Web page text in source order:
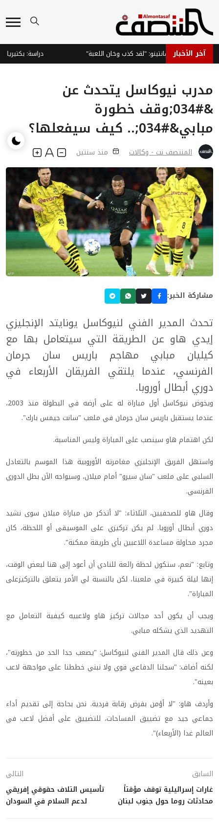
آخر الأخبار
بإقالة إنفانتينو: "لقد كذب وخان اللعبة" دراسة: بكتيريا
مدرب نيوكاسل يتحدث عن
&#034;وقف خطورة
مبابي&#034;.. كيف سيفعلها؟
المنتصف نت - وكالات منذ سنتين
مشاركة الخبر:
تحدث المدير الفني لنيوكاسل يونايتد الإنجليزي
إيدي هاو عن الطريقة التي سيتعامل بها مع
كيليان مبابي مهاجم باريس سان جرمان
الفرنسي، عندما يلتقي الفريقان الأربعاء في
دوري أبطال أوروبا.
و‬يخوض نيوكاسل أول مباراة له على أرضه في البطولة منذ 2003،
عندما يستقبل باريس سان جرمان في ملعب "سانت جيمس بارك".
لكن اهتمام هاو سينصب على المباراة وليس المناسبة.
واستهل الفريق الإنجليزي مغامرته الأوروبية هذا الموسم بالتعادل
السلبي على ملعب "سان سيرو" أمام ميلان، وسيواجه الآن بطل الدوري
الفرنسي.
وقال هاو للصحفيين، الثلاثاء: "لا أتذكر من مباراة ميلان سوى نشيد
دوري أبطال أوروبا. لم يكن تركيزي على الموسيقى أو اللحظة، كان
مجرد محاولة مساعدة اللاعبين بأي طريقة ممكنة".
وتابع: "نعم، ستكون لحظة رائعة للنادي أن أعود إلى هنا لبعض الوقت،
إنها ليلة كبيرة في ملعبنا، لكن بالنسبة لي الأمر يتعلق بالتركيزعلى
المباراة".
ويجب أن يكون أحد مجالات تركيز هاو ولاعبيه كيفية التعامل مع
التهديد الذي يشكله مبابي.
وعن ذلك قال المدير الفني لنيوكاسل: "يصعب جدا الحد من خطورته"،
لكنه أضاف: "سجلنا الدفاعي قوي ولا نبني خططنا على مواجهة لاعب
بعينه".
وأردف هاو: "لا أؤمن بفرض رقابة فردية. نحن بحاجة إلى تقديم أداء
جماعي جيد مع تضييق المساحات، للتضييق على أفضل لاعب في
العالم غدا (الأربعاء)".
السابق
غارات إسرائيلية توقف مؤقتاً
محادثات روما حول جنوب لبنان
التالي
تأسيس ائتلاف حقوقي إفريقي
لدعم السلام في السودان